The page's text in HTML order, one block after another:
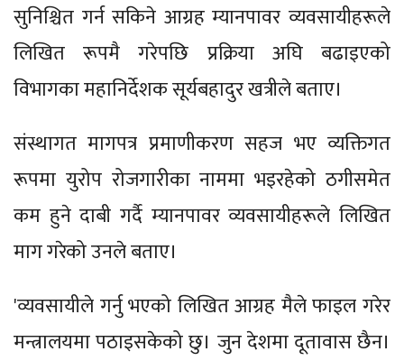
सुनिश्चित गर्न सकिने आग्रह म्यानपावर व्यवसायीहरूले
लिखित रूपमै गरेपछि प्रक्रिया अघि बढाइएको
विभागका महानिर्देशक सूर्यबहादुर खत्रीले बताए।
संस्थागत मागपत्र प्रमाणीकरण सहज भए व्यक्तिगत
रूपमा युरोप रोजगारीका नाममा भइरहेको ठगीसमेत
कम हुने दाबी गर्दै म्यानपावर व्यवसायीहरूले लिखित
माग गरेको उनले बताए।
'व्यवसायीले गर्नु भएको लिखित आग्रह मैले फाइल गरेर
मन्त्रालयमा पठाइसकेको छु। जुन देशमा दूतावास छैन।